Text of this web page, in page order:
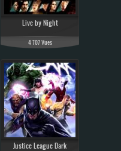
Live by Night
4 707 Vues
Justice League Dark